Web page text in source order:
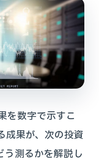
を数字で示すこ
成果が、次の投資
う測るかを解説し